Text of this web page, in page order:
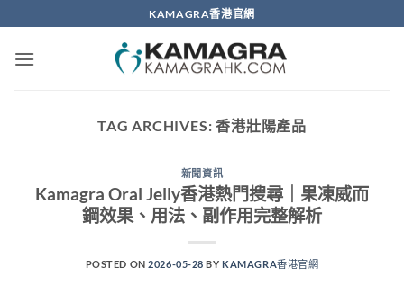
to
content
KAMAGRA香港官網
TAG ARCHIVES:香港壯陽產品
新聞資訊
Kamagra Oral Jelly香港熱門搜尋｜果凍威而
鋼效果、用法、副作用完整解析
POSTED ON2026-05-28 BYKAMAGRA香港官網